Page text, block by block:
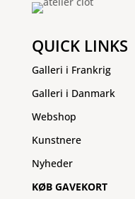
QUICK LINKS
Galleri i Frankrig
Galleri i Danmark
Webshop
Kunstnere
Nyheder
KØB GAVEKORT